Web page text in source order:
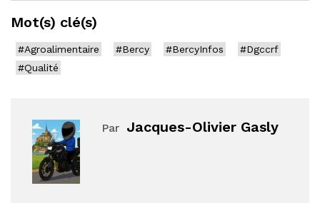
Mot(s) clé(s)
#Agroalimentaire #Bercy #BercyInfos
#Dgccrf
#Qualité
Par Jacques-Olivier Gasly